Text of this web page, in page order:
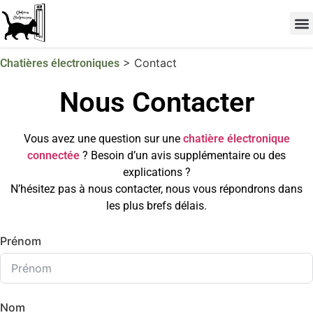
Chatières électroniques > Contact
Nous Contacter
Vous avez une question sur une chatière électronique
connectée ? Besoin d’un avis supplémentaire ou des
explications ?
N’hésitez pas à nous contacter, nous vous répondrons dans
les plus brefs délais.
Prénom
Nom